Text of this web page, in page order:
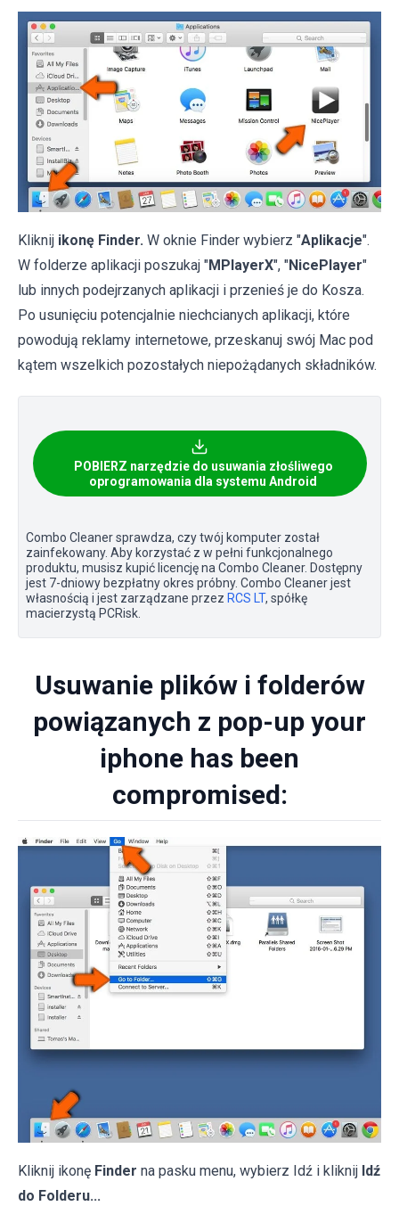
Kliknij ikonę Finder. W oknie Finder wybierz "Aplikacje".
W folderze aplikacji poszukaj "MPlayerX", "NicePlayer"
lub innych podejrzanych aplikacji i przenieś je do Kosza.
Po usunięciu potencjalnie niechcianych aplikacji, które
powodują reklamy internetowe, przeskanuj swój Mac pod
kątem wszelkich pozostałych niepożądanych składników.
POBIERZ narzędzie do usuwania złośliwego
oprogramowania dla systemu Android
Combo Cleaner sprawdza, czy twój komputer został
zainfekowany. Aby korzystać z w pełni funkcjonalnego
produktu, musisz kupić licencję na Combo Cleaner. Dostępny
jest 7-dniowy bezpłatny okres próbny. Combo Cleaner jest
własnością i jest zarządzane przez RCS LT, spółkę
macierzystą PCRisk.
Usuwanie plików i folderów
powiązanych z pop-up your
iphone has been
compromised:
Kliknij ikonę Finder na pasku menu, wybierz Idź i kliknij Idź
do Folderu...